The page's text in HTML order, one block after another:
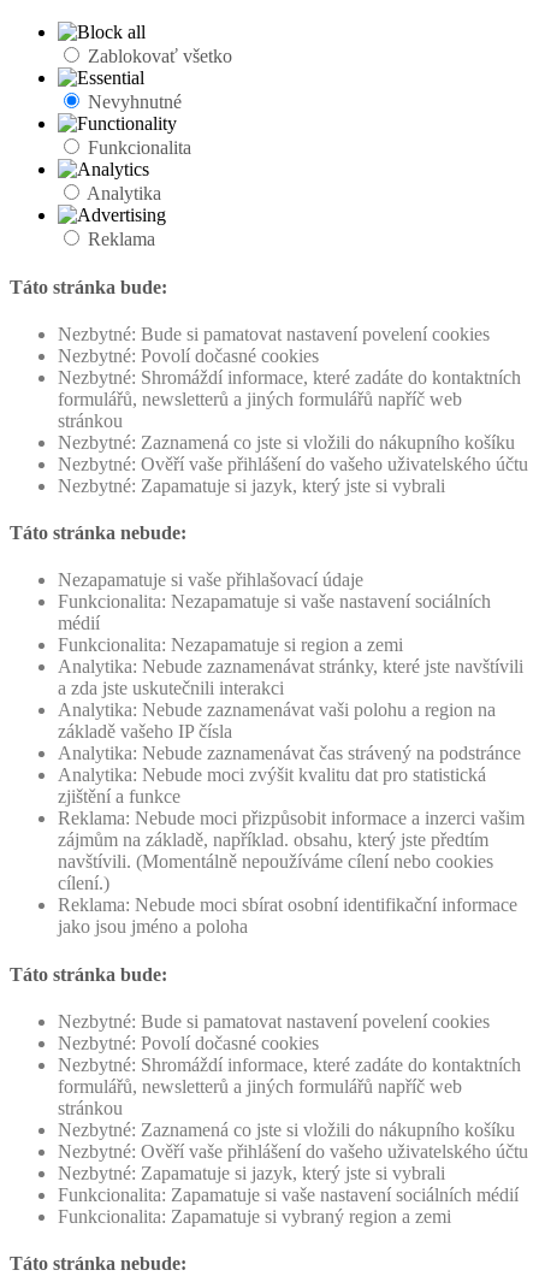
Zablokovať všetko
Nevyhnutné
Funkcionalita
Analytika
Reklama
Táto stránka bude:
Nezbytné: Bude si pamatovat nastavení povelení cookies
Nezbytné: Povolí dočasné cookies
Nezbytné: Shromáždí informace, které zadáte do kontaktních
formulářů, newsletterů a jiných formulářů napříč web
stránkou
Nezbytné: Zaznamená co jste si vložili do nákupního košíku
Nezbytné: Ověří vaše přihlášení do vašeho uživatelského účtu
Nezbytné: Zapamatuje si jazyk, který jste si vybrali
Táto stránka nebude:
Nezapamatuje si vaše přihlašovací údaje
Funkcionalita: Nezapamatuje si vaše nastavení sociálních
médií
Funkcionalita: Nezapamatuje si region a zemi
Analytika: Nebude zaznamenávat stránky, které jste navštívili
a zda jste uskutečnili interakci
Analytika: Nebude zaznamenávat vaši polohu a region na
základě vašeho IP čísla
Analytika: Nebude zaznamenávat čas strávený na podstránce
Analytika: Nebude moci zvýšit kvalitu dat pro statistická
zjištění a funkce
Reklama: Nebude moci přizpůsobit informace a inzerci vašim
zájmům na základě, například. obsahu, který jste předtím
navštívili. (Momentálně nepoužíváme cílení nebo cookies
cílení.)
Reklama: Nebude moci sbírat osobní identifikační informace
jako jsou jméno a poloha
Táto stránka bude:
Nezbytné: Bude si pamatovat nastavení povelení cookies
Nezbytné: Povolí dočasné cookies
Nezbytné: Shromáždí informace, které zadáte do kontaktních
formulářů, newsletterů a jiných formulářů napříč web
stránkou
Nezbytné: Zaznamená co jste si vložili do nákupního košíku
Nezbytné: Ověří vaše přihlášení do vašeho uživatelského účtu
Nezbytné: Zapamatuje si jazyk, který jste si vybrali
Funkcionalita: Zapamatuje si vaše nastavení sociálních médií
Funkcionalita: Zapamatuje si vybraný region a zemi
Táto stránka nebude: